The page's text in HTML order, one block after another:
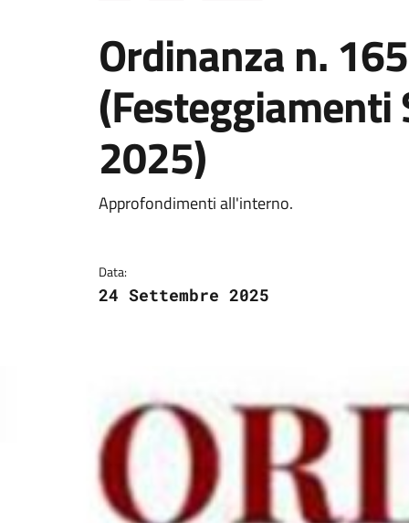
Ordinanza n.
(Festeggiamenti
2025)
Dettagli della
Approfondimenti all'interno.
Data:
24 Settembre 2025